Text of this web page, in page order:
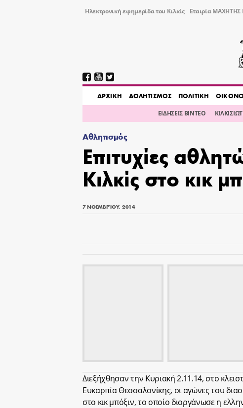
Ηλεκτρονική εφημερίδα του Κιλκίς Εταιρία ΜΑΧΗΤΗΣ
AΡΧΙΚΗ ΑΘΛΗΤΙΣΜΟΣ ΠΟΛΙΤΙΚΗ
ΕΙΔΗΣΕΙΣ ΒΙΝΤΕΟ
Αθλητισμός
Επιτυχίες
Κιλκίς στο κικ
7 ΝΟΕΜΒΡΊΟΥ, 2014
Διεξήχθησαν την Κυριακή 2.11.14, στο
Ευκαρπία Θεσσαλονίκης, οι αγώνες του
στο κικ μπόξιν, το οποίο διοργάνωσε η